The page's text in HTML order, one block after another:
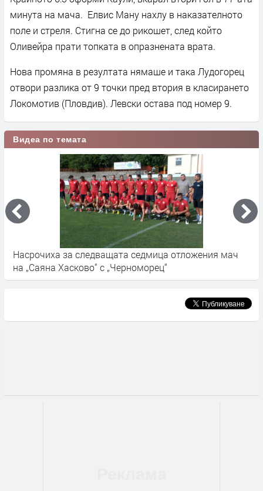
минута на мача. Елвис Ману нахлу в наказателното
поле и стреля. Стигна се до рикошет, след който
Оливейра прати топката в опразнената врата.
Нова промяна в резултата нямаше и така Лудогорец
отвори разлика от 9 точки пред втория в класирането
Локомотив (Пловдив). Левски остава под номер 9.
Видеа по темата
отложения мач
Невъзможните вратарски
Бундеслигата